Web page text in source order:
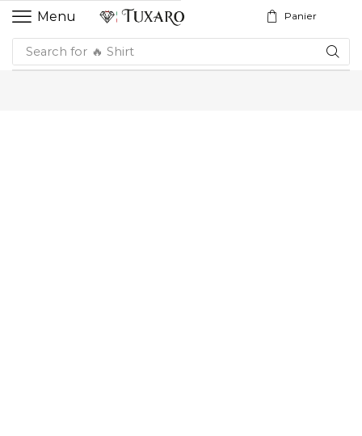
Menu Panier
Search for 🔥 Shirt